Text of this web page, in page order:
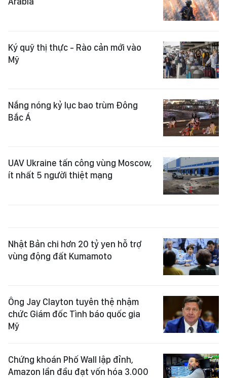
Ký quỹ thị thực - Rào cản mới vào
Mỹ
Nắng nóng kỷ lục bao trùm Đông
Bắc Á
UAV Ukraine tấn công vùng Moscow,
ít nhất 5 người thiệt mạng
Nhật Bản chi hơn 20 tỷ yen hỗ trợ
vùng động đất Kumamoto
Ông Jay Clayton tuyên thệ nhậm
chức Giám đốc Tình báo quốc gia
Mỹ
Chứng khoán Phố Wall lập đỉnh,
Amazon lần đầu đạt vốn hóa 3.000